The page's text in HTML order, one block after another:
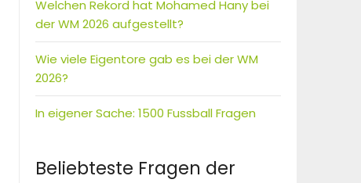
Welchen Rekord hat Mohamed Hany bei
der WM 2026 aufgestellt?
Wie viele Eigentore gab es bei der WM
2026?
In eigener Sache: 1500 Fussball Fragen
Beliebteste Fragen der